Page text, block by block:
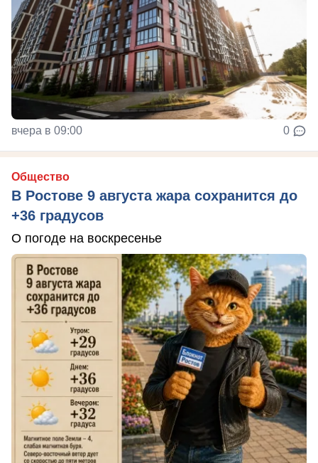
вчера в 09:00 0
Общество
В Ростове 9 августа жара сохранится до
+36 градусов
О погоде на воскресенье